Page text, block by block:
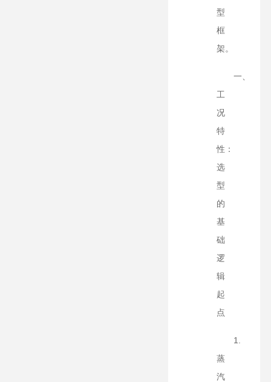
型
框
架。
一、
工
况
特
性：
选
型
的
基
础
逻
辑
起
点
1.
蒸
汽